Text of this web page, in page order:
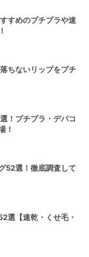
すめのプチプラや速
ちないリップをプチ
！プチプラ・デパコ
！
52選！徹底調査して
選【速乾・くせ毛・